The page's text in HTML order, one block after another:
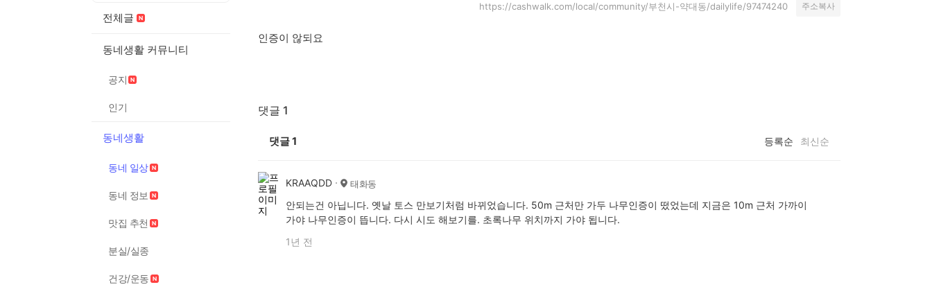
전체글
동네생활 커뮤니티
공지
인기
동네생활
동네 일상
동네 정보
맛집 추천
분실/실종
건강/운동
https://cashwalk.com/local/community/부천시-약대동/dailylife/97474240 주소복사
인증이 않되요
댓글 1
댓글1 등록순 최신순
KRAAQDD 태화동
안되는건 아닙니다. 옛날 토스 만보기처럼 바뀌었습니다. 50m 근처만 가두 나무인증이 떴었는데 지금은 10m 근처 가까이
가야 나무인증이 뜹니다. 다시 시도 해보기를. 초록나무 위치까지 가야 됩니다.
1년 전